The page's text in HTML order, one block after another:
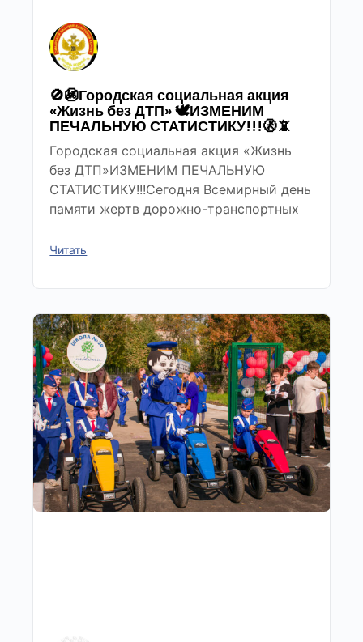
🚫🚳Городская социальная акция
«Жизнь без ДТП» 🕊ИЗМЕНИМ
ПЕЧАЛЬНУЮ СТАТИСТИКУ!!!🚷📵
Городская социальная акция «Жизнь
без ДТП»ИЗМЕНИМ ПЕЧАЛЬНУЮ
СТАТИСТИКУ!!!Сегодня Всемирный день
памяти жертв дорожно-транспортных
Читать